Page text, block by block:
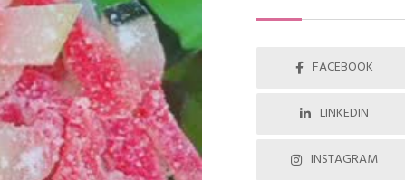
FACEBOOK
LINKEDIN
INSTAGRAM